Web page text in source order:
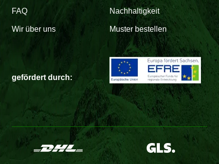
FAQ Nachhaltigkeit
Wir über uns Muster bestellen
gefördert durch: